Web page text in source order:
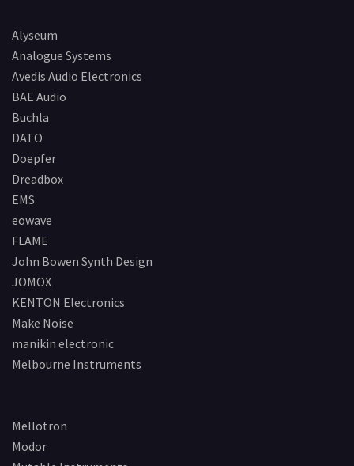
Alyseum
Analogue Systems
Avedis Audio Electronics
BAE Audio
Buchla
DATO
Doepfer
Dreadbox
EMS
eowave
FLAME
John Bowen Synth Design
JOMOX
KENTON Electronics
Make Noise
manikin electronic
Melbourne Instruments
Mellotron
Modor